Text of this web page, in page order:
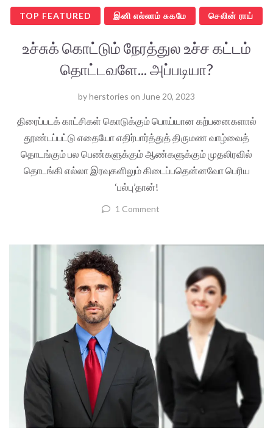
TOP FEATURED இனி எல்லாம் சுகமே செலின் ராய்
உச்சுக் கொட்டும் நேரத்துல உச்ச கட்டம்
தொட்டவளே... அப்படியா?
byherstories on June 20, 2023
திரைப்படக் காட்சிகள் கொடுக்கும் பொய்யான கற்பனைகளால்
தூண்டப்பட்டு எதையோ எதிர்பார்த்துத் திருமண வாழ்வைத்
தொடங்கும் பல பெண்களுக்கும் ஆண்களுக்கும் முதலிரவில்
தொடங்கி எல்லா இரவுகளிலும் கிடைப்பதென்னவோ பெரிய
‘பல்பு’தான்!
1 Comment